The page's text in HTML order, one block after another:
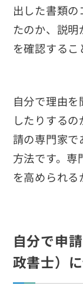
出した書類
たのか、説
を確認するこ
自分で理由
したりする
請の専門家で
方法です。専
を高められる
自分で申
政書士）